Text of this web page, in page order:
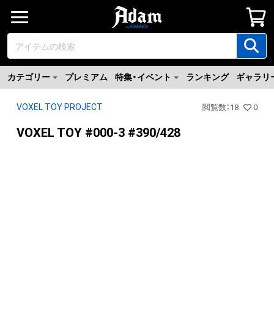
カテゴリー プレミアム 特集・イベント ランキング ギャラリ
VOXEL TOY PROJECT 閲覧数 ： 18 0
VOXEL TOY #000-3 #390/428